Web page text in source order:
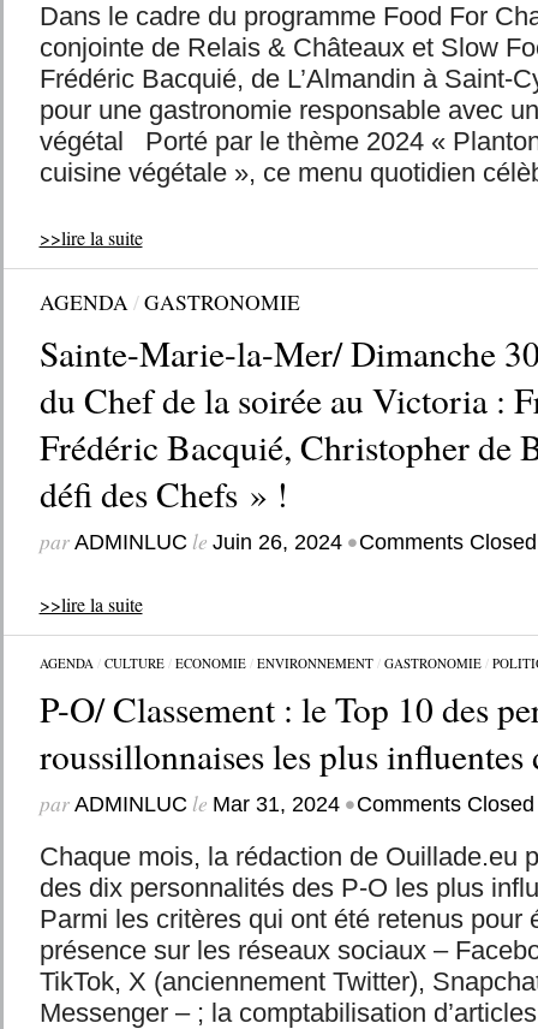
Dans le cadre du programme Food For
conjointe de Relais & Châteaux et Slow
Frédéric Bacquié, de L’Almandin à Saint-
pour une gastronomie responsable avec
végétal Porté par le thème 2024 «
cuisine végétale », ce menu quotidien
>>lire la suite
AGENDA/GASTRONOMIE
Sainte-Marie-la-Mer/ Dimanche
du Chef de la soirée au Victoria :
Frédéric Bacquié, Christopher
défi des Chefs » !
par ADMINLUC le Juin 26, 2024 •Comments Closed
>>lire la suite
AGENDA/ CULTURE/ ECONOMIE/ ENVIRONNEMENT/ GASTRONOMIE/
P-O/ Classement : le Top 10 des
roussillonnaises les plus influentes
par ADMINLUC le Mar 31, 2024 •Comments Closed
Chaque mois, la rédaction de Ouillade.eu
des dix personnalités des P-O les plus
Parmi les critères qui ont été retenus pour
présence sur les réseaux sociaux –
TikTok, X (anciennement Twitter),
Messenger – ; la comptabilisation